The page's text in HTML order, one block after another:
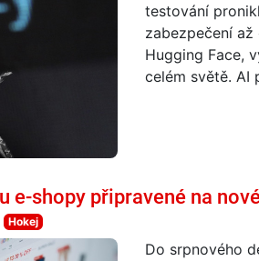
testování
zabezpečení
Hugging Face,
celém světě. AI
e-shopy připravené na
Hokej
Do srpnového